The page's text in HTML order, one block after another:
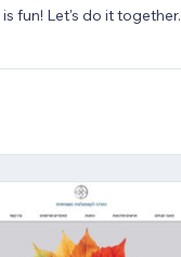
fun! Let's do it together.